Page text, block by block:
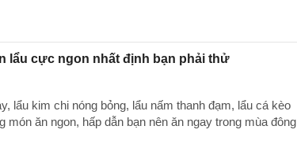
lẩu cực ngon nhất định bạn phải thử
lẩu kim chi nóng bỏng, lẩu nấm thanh đạm, lẩu cá kèo
món ăn ngon, hấp dẫn bạn nên ăn ngay trong mùa đông